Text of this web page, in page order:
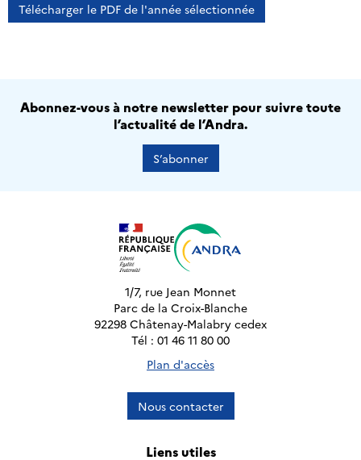
Télécharger le PDF de l'année sélectionnée
Abonnez-vous à notre newsletter pour suivre toute
l’actualité de l’Andra.
S’abonner
1/7, rue Jean Monnet
Parc de la Croix-Blanche
92298 Châtenay-Malabry cedex
Tél : 01 46 11 80 00
Plan d'accès
Nous contacter
Liens utiles